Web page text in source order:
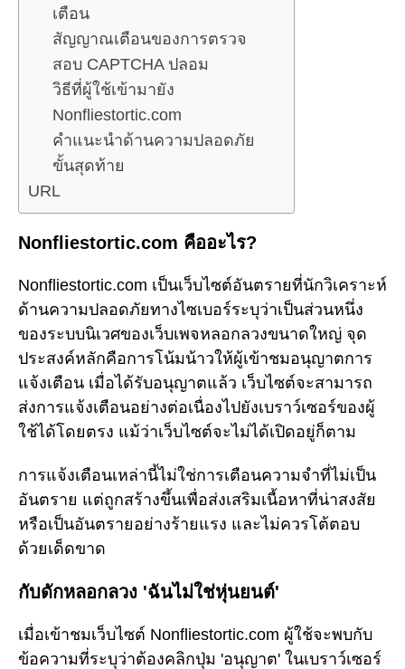
เตือน
สัญญาณเตือนของการตรวจ
สอบ CAPTCHA ปลอม
วิธีที่ผู้ใช้เข้ามายัง
Nonfliestortic.com
คำแนะนำด้านความปลอดภัย
ขั้นสุดท้าย
URL
Nonfliestortic.com คืออะไร?
Nonfliestortic.com เป็นเว็บไซต์อันตรายที่นักวิเคราะห์
ด้านความปลอดภัยทางไซเบอร์ระบุว่าเป็นส่วนหนึ่ง
ของระบบนิเวศของเว็บเพจหลอกลวงขนาดใหญ่ จุด
ประสงค์หลักคือการโน้มน้าวให้ผู้เข้าชมอนุญาตการ
แจ้งเตือน เมื่อได้รับอนุญาตแล้ว เว็บไซต์จะสามารถ
ส่งการแจ้งเตือนอย่างต่อเนื่องไปยังเบราว์เซอร์ของผู้
ใช้ได้โดยตรง แม้ว่าเว็บไซต์จะไม่ได้เปิดอยู่ก็ตาม
การแจ้งเตือนเหล่านี้ไม่ใช่การเตือนความจำที่ไม่เป็น
อันตราย แต่ถูกสร้างขึ้นเพื่อส่งเสริมเนื้อหาที่น่าสงสัย
หรือเป็นอันตรายอย่างร้ายแรง และไม่ควรโต้ตอบ
ด้วยเด็ดขาด
กับดักหลอกลวง 'ฉันไม่ใช่หุ่นยนต์'
เมื่อเข้าชมเว็บไซต์ Nonfliestortic.com ผู้ใช้จะพบกับ
ข้อความที่ระบุว่าต้องคลิกปุ่ม 'อนุญาต' ในเบราว์เซอร์